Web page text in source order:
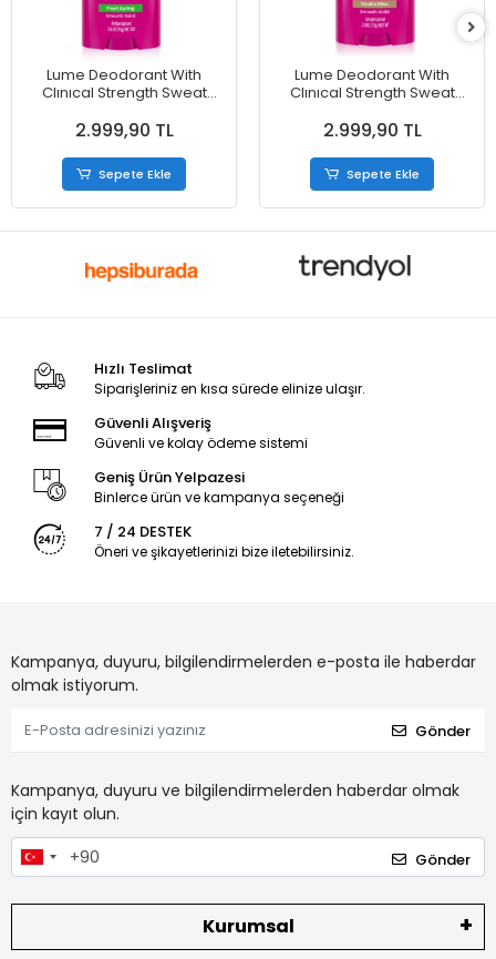
Lume Deodorant With
Clınıcal Strength Sweat
Smooth Solid Antiperspirant
2.999,90 TL
Sepete Ekle
Lume Deodorant With
Clınıcal Strength Sweat
Solid Antiperspirant
2.999,90 TL
Sepete Ekle
Hızlı Teslimat
Siparişleriniz en kısa sürede elinize ulaşır.
Güvenli Alışveriş
Güvenli ve kolay ödeme sistemi
Geniş Ürün Yelpazesi
Binlerce ürün ve kampanya seçeneği
7 / 24 DESTEK
Öneri ve şikayetlerinizi bize iletebilirsiniz.
Kampanya, duyuru, bilgilendirmelerden e-posta ile haberdar
olmak istiyorum.
Gönder
Kampanya, duyuru ve bilgilendirmelerden haberdar olmak
için kayıt olun.
Gönder
Kurumsal